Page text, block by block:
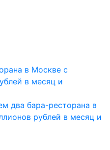
два бара-ресторана в
рублей в месяц и